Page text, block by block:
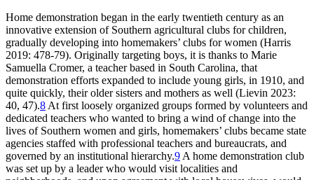
Home demonstration began in the early twentieth century as an
innovative extension of Southern agricultural clubs for children,
gradually developing into homemakers’ clubs for women (Harris
2019: 478-79). Originally targeting boys, it is thanks to Marie
Samuella Cromer, a teacher based in South Carolina, that
demonstration efforts expanded to include young girls, in 1910, and
quite quickly, their older sisters and mothers as well (Lievin 2023:
40, 47).8 At first loosely organized groups formed by volunteers and
dedicated teachers who wanted to bring a wind of change into the
lives of Southern women and girls, homemakers’ clubs became state
agencies staffed with professional teachers and bureaucrats, and
governed by an institutional hierarchy.9 A home demonstration club
was set up by a leader who would visit localities and